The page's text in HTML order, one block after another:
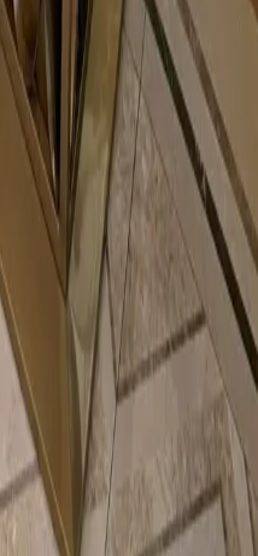
Enterprise and the
apply.